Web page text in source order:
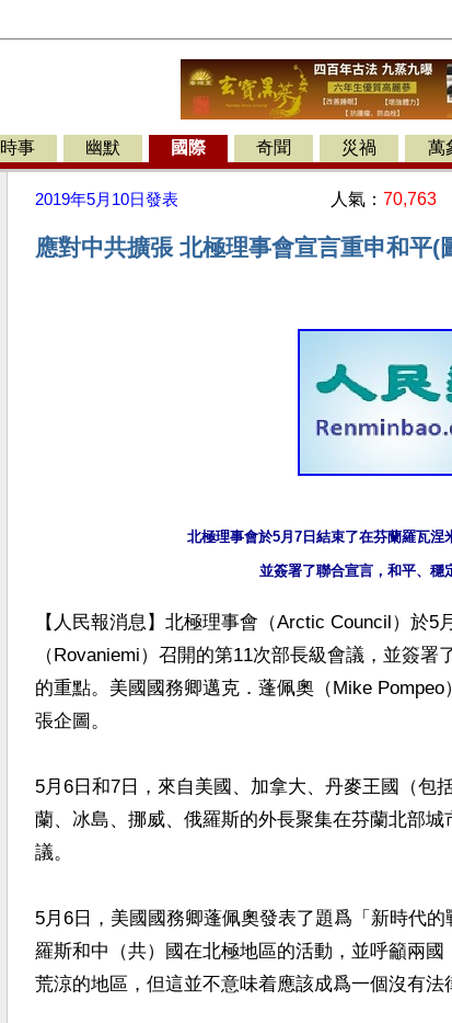
時事 幽默 國際 奇聞 災禍 萬
2019年5月10日發表 人氣： 70,763
應對中共擴張 北極理事會宣言重申和平(
北極理事會於5月7日結束了在芬蘭羅瓦涅
【人民報消息】北極理事會（Arctic Council）於5
（Rovaniemi）召開的第11次部長級會議，並簽
的重點。美國國務卿邁克．蓬佩奧（Mike
張企圖。
5月6日和7日，來自美國、加拿大、丹麥王國（包
蘭、冰島、挪威、俄羅斯的外長聚集在芬蘭北部
議。
5月6日，美國國務卿蓬佩奧發表了題爲「新時代
羅斯和中（共）國在北極地區的活動，並呼籲兩
荒涼的地區，但這並不意味着應該成爲一個沒有法